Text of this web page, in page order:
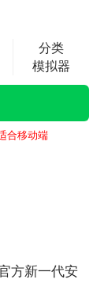
分类
模拟器
合移动端
方新一代安